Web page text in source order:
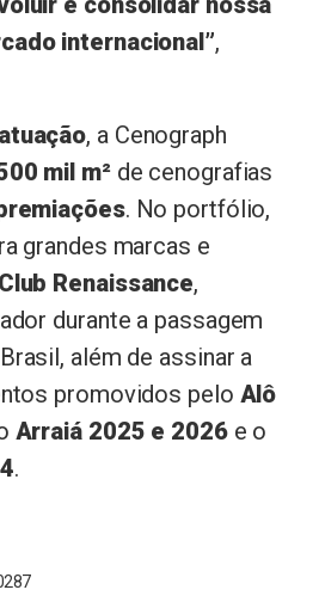
internacional”,
, a Cenograph
mil m²de cenografias
. No portfólio,
grandes marcas e
Club Renaissance,
durante a passagem
além de assinar a
promovidos pelo Alô
Arraiá 2025 e 2026e o
.